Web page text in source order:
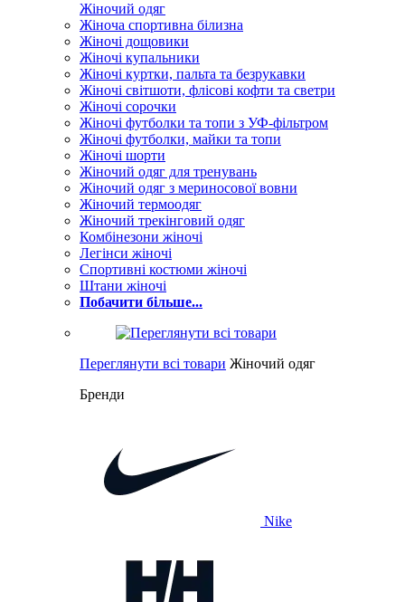
Жіночий одяг
Жіноча спортивна білизна
Жіночі дощовики
Жіночі купальники
Жіночі куртки, пальта та безрукавки
Жіночі світшоти, флісові кофти та светри
Жіночі сорочки
Жіночі футболки та топи з УФ-фільтром
Жіночі футболки, майки та топи
Жіночі шорти
Жіночий одяг для тренувань
Жіночий одяг з мериносової вовни
Жіночий термоодяг
Жіночий трекінговий одяг
Комбінезони жіночі
Легінси жіночі
Спортивні костюми жіночі
Штани жіночі
Побачити більше...
Переглянути всі товари Жіночий одяг
Бренди
Nike